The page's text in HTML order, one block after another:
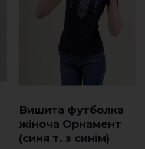
Вишита футболка
жіноча Орнамент
(синя т. з синім)